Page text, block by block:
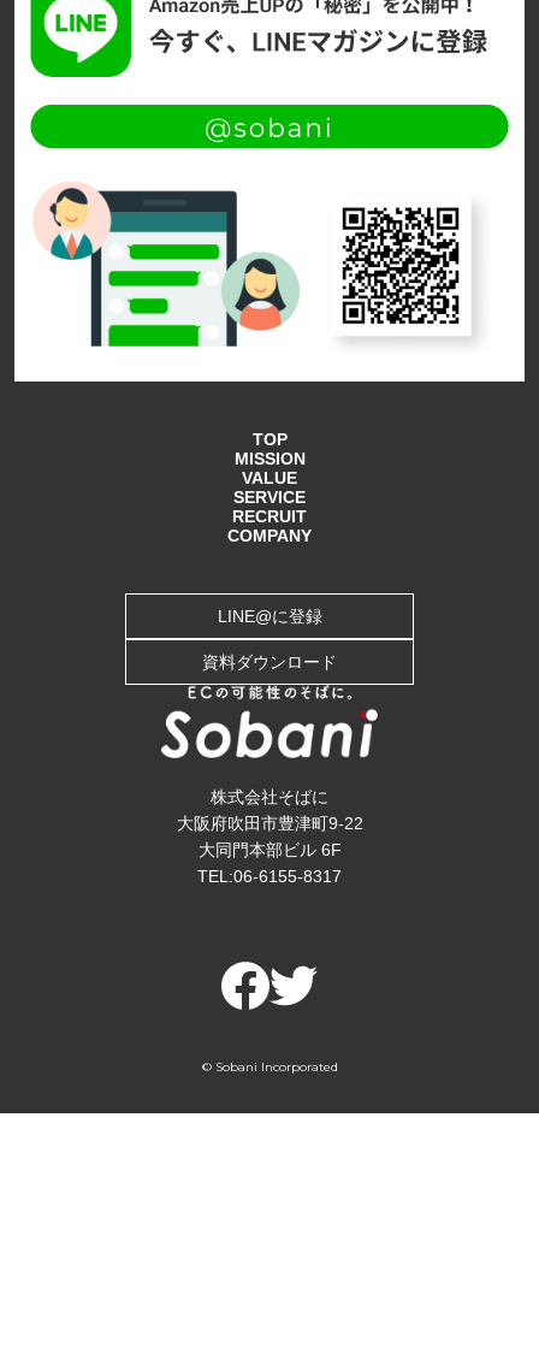
株式会社そばに
大阪府吹田市豊津町9-22
大同門本部ビル 6F
TEL:06-6155-8317
TOP
MISSION
VALUE
SERVICE
RECRUIT
COMPANY
LINE@に登録
資料ダウンロード
© Sobani Incorporated